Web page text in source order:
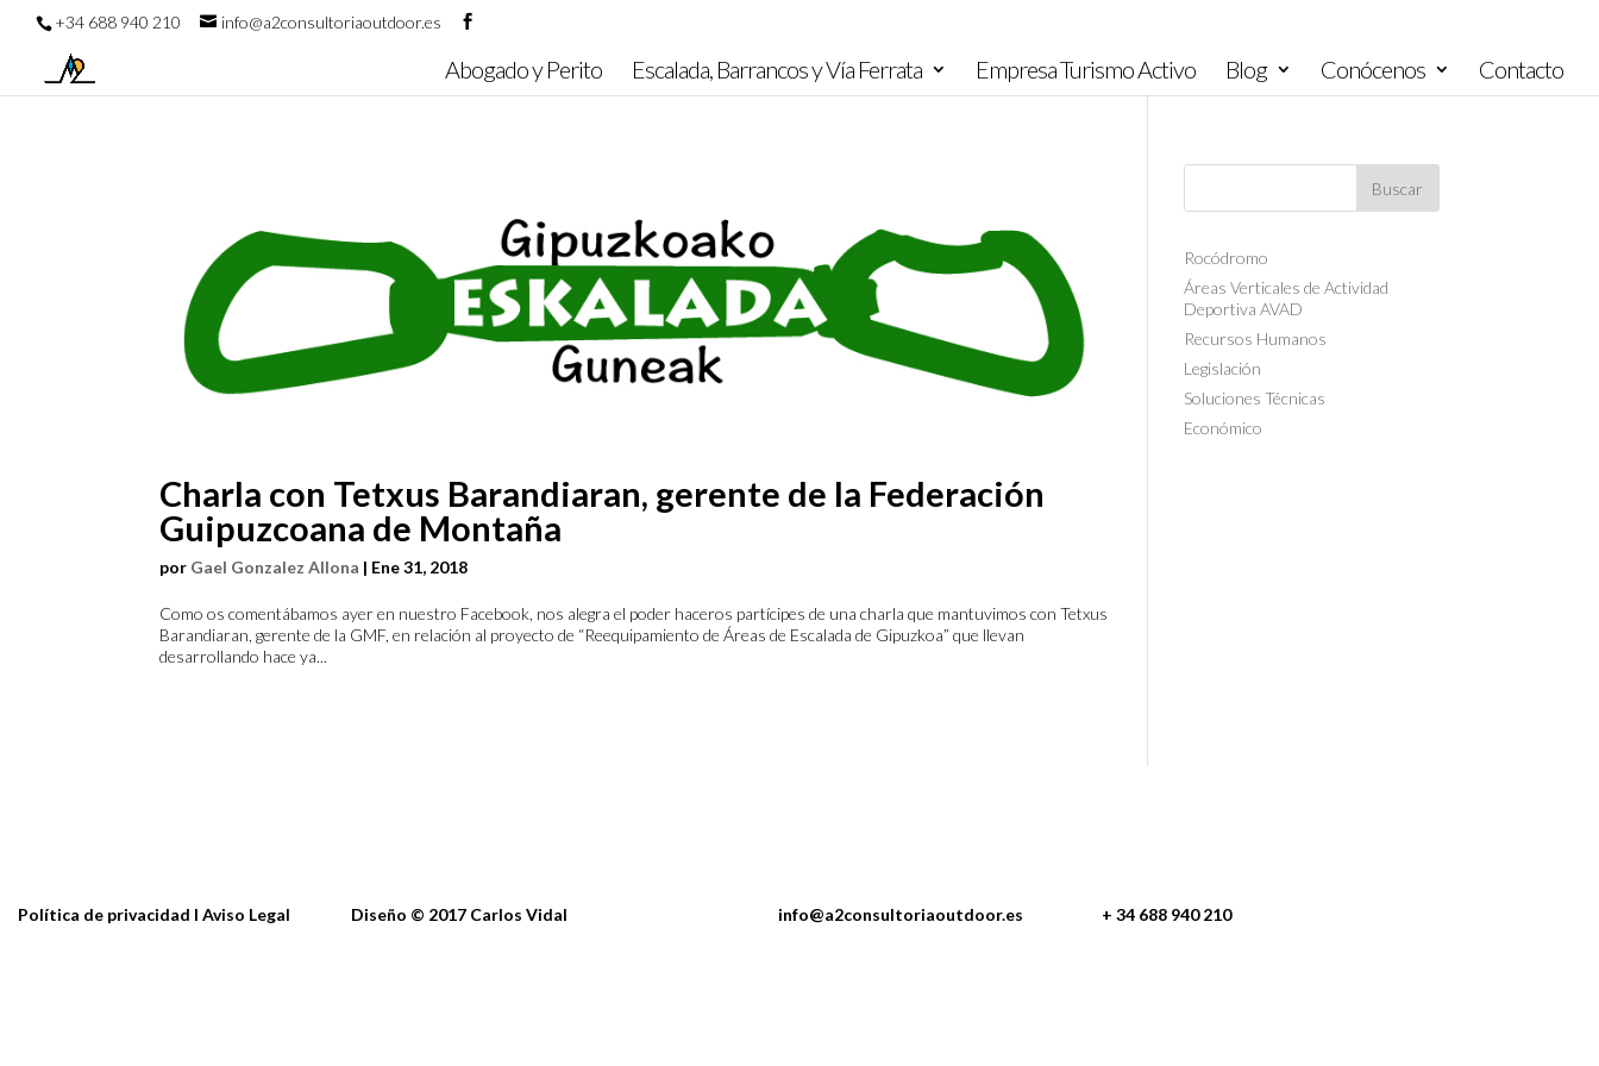
+34 688 940 210 info@a2consultoriaoutdoor.es
Abogado y Perito Escalada, Barrancos y Vía Ferrata Empresa Turismo Activo Blog Conócenos Contacto
Charla con Tetxus Barandiaran, gerente de la Federación
Guipuzcoana de Montaña
por Gael Gonzalez Allona | Ene 31, 2018
Como os comentábamos ayer en nuestro Facebook, nos alegra el poder haceros partícipes de una charla que mantuvimos con Tetxus
Barandiaran, gerente de la GMF, en relación al proyecto de “Reequipamiento de Áreas de Escalada de Gipuzkoa” que llevan
desarrollando hace ya...
Rocódromo
Áreas Verticales de Actividad
Deportiva AVAD
Recursos Humanos
Legislación
Soluciones Técnicas
Económico
Política de privacidad I Aviso Legal Diseño © 2017 Carlos Vidal info@a2consultoriaoutdoor.es + 34 688 940 210